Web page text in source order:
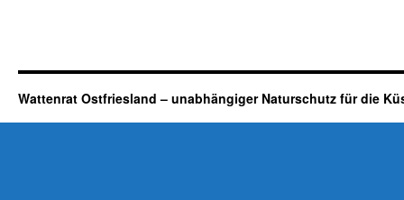
Wattenrat Ostfriesland – unabhängiger Naturschutz für die